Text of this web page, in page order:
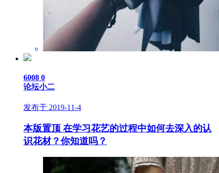
6008 0
论坛小二
发布于 2019-11-4
本版置顶 在学习花艺的过程中如何去深入的认
识花材？你知道吗？